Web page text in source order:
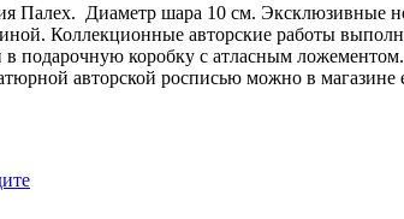
Палех. Диаметр шара 10 см.
Коллекционные авторские работы
подарочную коробку с атласным ложементом.
авторской росписью можно в магазине